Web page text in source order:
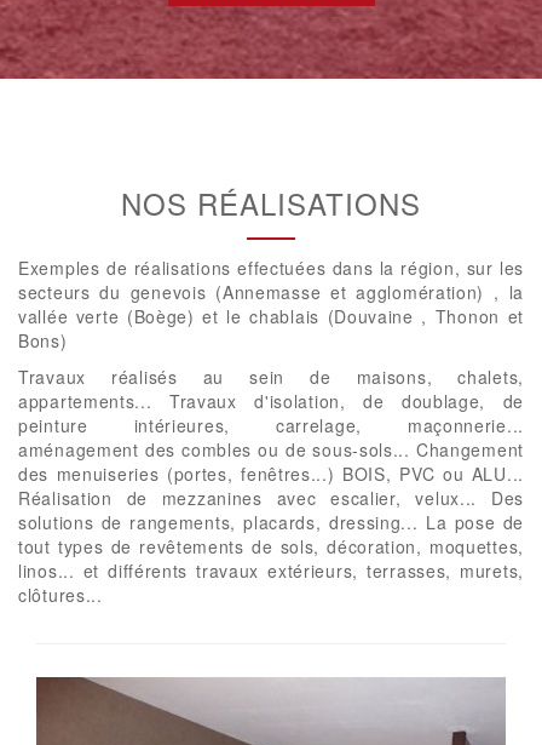
NOS RÉALISATIONS
Exemples de réalisations effectuées dans la région, sur les
secteurs du genevois (Annemasse et agglomération) , la
vallée verte (Boège) et le chablais (Douvaine , Thonon et
Bons)
Travaux réalisés au sein de maisons, chalets,
appartements... Travaux d'isolation, de doublage, de
peinture intérieures, carrelage, maçonnerie...
aménagement des combles ou de sous-sols... Changement
des menuiseries (portes, fenêtres...) BOIS, PVC ou ALU...
Réalisation de mezzanines avec escalier, velux... Des
solutions de rangements, placards, dressing... La pose de
tout types de revêtements de sols, décoration, moquettes,
linos... et différents travaux extérieurs, terrasses, murets,
clôtures...